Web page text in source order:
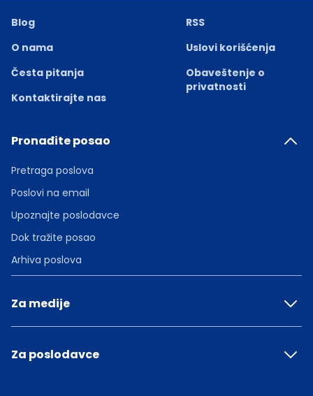
Blog
O nama
Česta pitanja
Kontaktirajte nas
RSS
Uslovi korišćenja
Obaveštenje o
privatnosti
Pronađite posao
Pretraga poslova
Poslovi na email
Upoznajte poslodavce
Dok tražite posao
Arhiva poslova
Za medije
Za poslodavce